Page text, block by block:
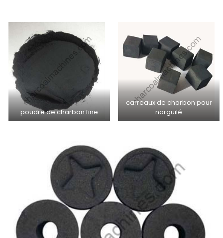
poudre de charbon fine
carreaux de charbon pour
narguilé